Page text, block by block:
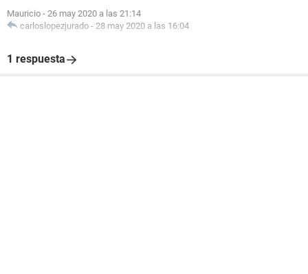
Mauricio - 26 may 2020 a las 21:14
carloslopezjurado - 28 may 2020 a las 16:04
1 respuesta